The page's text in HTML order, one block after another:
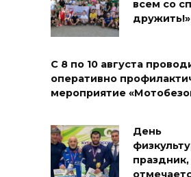
всем со
дружить!»
С 8 по 10 августа
оперативно
мероприятие
День